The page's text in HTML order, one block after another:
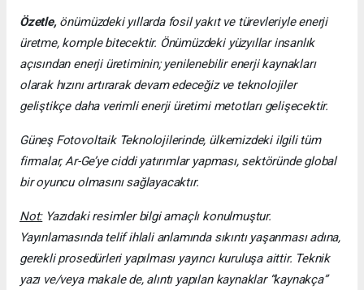
Özetle,önümüzdeki yıllarda fosil yakıt ve türevleriyle enerji
üretme, komple bitecektir. Önümüzdeki yüzyıllar insanlık
açısından enerji üretiminin; yenilenebilir enerji kaynakları
olarak hızını artırarak devam edeceğiz ve teknolojiler
geliştikçe daha verimli enerji üretimi metotları gelişecektir.
Güneş Fotovoltaik Teknolojilerinde, ülkemizdeki ilgili tüm
firmalar, Ar-Ge’ye ciddi yatırımlar yapması, sektöründe global
bir oyuncu olmasını sağlayacaktır.
Not:Yazıdaki resimler bilgi amaçlı konulmuştur.
Yayınlamasında telif ihlali anlamında sıkıntı yaşanması adına,
gerekli prosedürleri yapılması yayıncı kuruluşa aittir. Teknik
yazı ve/veya makale de, alıntı yapılan kaynaklar “kaynakça”